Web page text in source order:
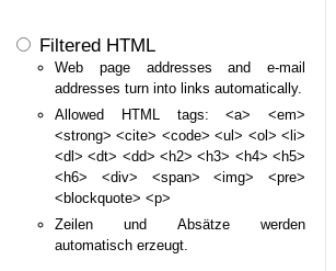
Filtered HTML
Web page addresses and e-mail
addresses turn into links automatically.
Allowed HTML tags: <a> <em>
<strong> <cite> <code> <ul> <ol> <li>
<dl> <dt> <dd> <h2> <h3> <h4> <h5>
<h6> <div> <span> <img> <pre>
<blockquote> <p>
Zeilen und Absätze werden
automatisch erzeugt.